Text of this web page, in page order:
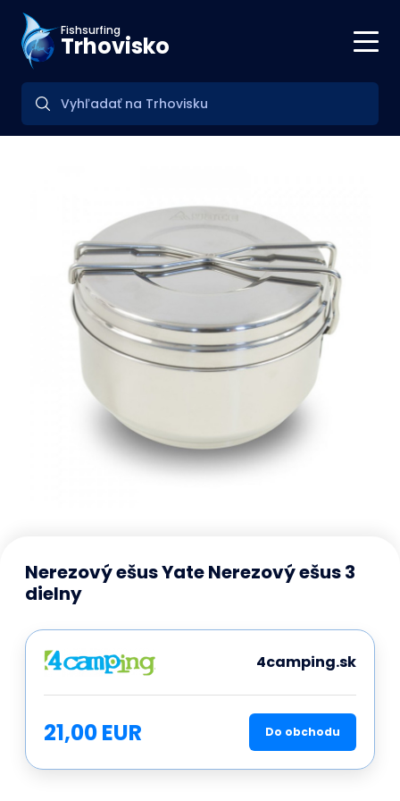
Fishsurfing
Trhovisko
Nerezový ešus Yate Nerezový ešus 3
dielny
4camping.sk
21,00 EUR Do obchodu